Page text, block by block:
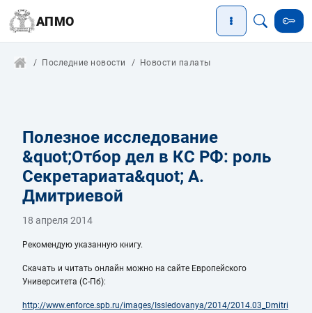
АПМО
Последние новости Новости палаты
Полезное исследование
&quot;Отбор дел в КС РФ: роль
Секретариата&quot; А.
Дмитриевой
18 апреля 2014
Рекомендую указанную книгу.
Скачать и читать онлайн можно на сайте Европейского
Университета (С-Пб):
http://www.enforce.spb.ru/images/Issledovanya/2014/2014.03_Dmitri